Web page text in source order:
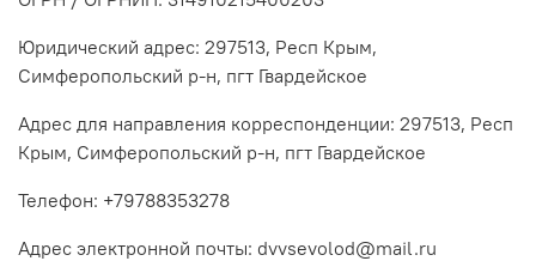
Юридический адрес: 297513, Респ Крым,
Симферопольский р-н, пгт Гвардейское
Адрес для направления корреспонденции: 297513, Респ
Крым, Симферопольский р-н, пгт Гвардейское
Телефон: +79788353278
Адрес электронной почты: dvvsevolod@mail.ru